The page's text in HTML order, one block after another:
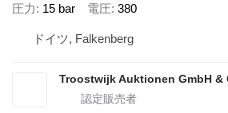
圧力
15 bar 電圧 380
ドイツ, Falkenberg
Troostwijk Auktionen GmbH &